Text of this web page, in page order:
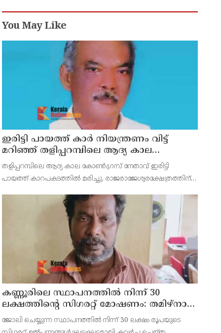
You May Like
ഇരിട്ടി പായത്ത് കാർ നിയന്ത്രണം വിട്ട്
മറിഞ്ഞ് തളിപ്പറമ്പിലെ ആദ്യ കാല
കോണ്‍ഗ്രസ് നേതാവ് മരിച്ചു
തളിപ്പറമ്പിലെ ആദ്യ കാല കോണ്‍ഗ്രസ് നേതാവ് ഇരിട്ടി
പായത്ത് കാറപകടത്തില്‍ മരിച്ചു. രാജരാജേശ്വരക്ഷേത്രത്തിന്
എം.കെ.കേശവനാ(74)ണ് മരിച്ചത്.
കണ്ണൂരിലെ സ്ഥാപനത്തിൽ നിന്ന് 30
ലക്ഷത്തിന്റെ സിഗരറ്റ് മോഷണം: തമിഴ്‌നാട്
സ്വദേശിയായ സെയിൽസ്മാൻ
തെങ്കാശിയിൽ പിടിയിൽ
ജോലി ചെയ്യുന്ന സ്ഥാപനത്തിൽ നിന്ന് 30 ലക്ഷം രൂപയുടെ